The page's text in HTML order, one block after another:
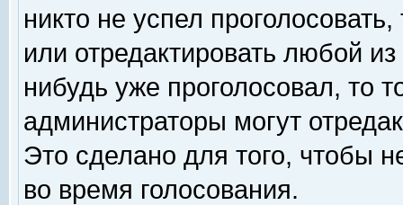
никто не успел
или отредактировать любой
нибудь уже проголосовал, то
администраторы могут
Это сделано для того, чтобы
во время голосования.